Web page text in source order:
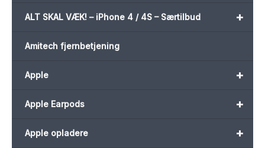
+
ALT SKAL VÆK! – iPhone 4 / 4S – Særtilbud
Amitech fjernbetjening
+
Apple
+
Apple Earpods
+
Apple opladere